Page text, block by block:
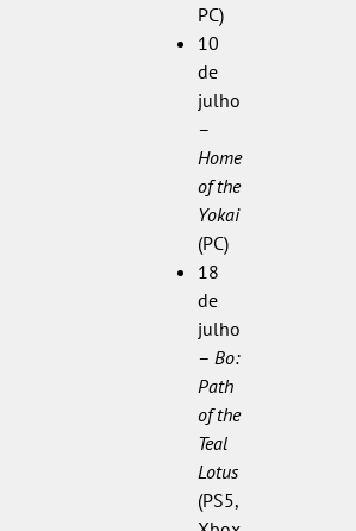
PC)
10
de
julho
–
Home
of the
Yokai
(PC)
18
de
julho
– Bo:
Path
of the
Teal
Lotus
(PS5,